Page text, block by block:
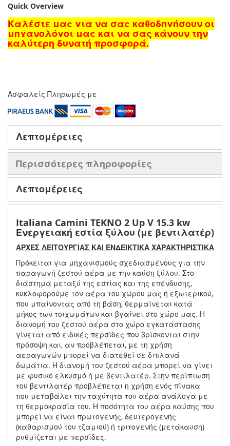
Quick Overview
Καλέστε μας για να σας καθοδηγήσουν οι
μηχανολόγοι μας και να σας κάνουν την
καλύτερη δυνατή προσφορά.
Ασφαλείς Πληρωμές με
Λεπτομέρειες
Περισσότερες πληροφορίες
Λεπτομέρειες
Italiana Camini TEKNO 2 Up V 15.3 kw
Ενεργειακή εστία ξύλου (με βεντιλατέρ)
ΑΡΧΕΣ ΛΕΙΤΟΥΡΓΙΑΣ ΚΑΙ ΕΝΔΕΙΚΤΙΚΑ ΧΑΡΑΚΤΗΡΙΣΤΙΚΑ
Πρόκειται για μηχανισμούς σχεδιασμένους για την
παραγωγή ζεστού αέρα με την καύση ξύλου. Στο
διάστημα μεταξύ της εστίας και της επένδυσης,
κυκλοφορούμε τον αέρα του χώρου μας ή εξωτερικού,
που μπαίνοντας από τη βάση, θερμαίνεται κατά
μήκος των τοιχωμάτων και βγαίνει στο χώρο μας. Η
διανομή του ζεστού αέρα στο χώρο εγκατάστασης
γίνεται από ειδικές περσίδες που βρίσκονται στην
πρόσοψη και, αν προβλέπεται, με τη χρήση
αεραγωγών μπορεί να διατεθεί σε διπλανά
δωμάτια. Η διανομή του ζεστού αέρα μπορεί να γίνει
με φυσικό ελκυσμό ή με βεντιλατέρ. Στην περίπτωση
του βεντιλατέρ προβλέπεται η χρήση ενός πίνακα
που μεταβάλει την ταχύτητα του αέρα ανάλογα με
τη θερμοκρασία του. Η ποσότητα του αέρα καύσης που
μπορεί να είναι πρωτογενής, δευτερογενής
(καθαρισμού του τζαμιού) ή τριτογενής (μετάκαυση)
ρυθμίζεται με περσίδες.